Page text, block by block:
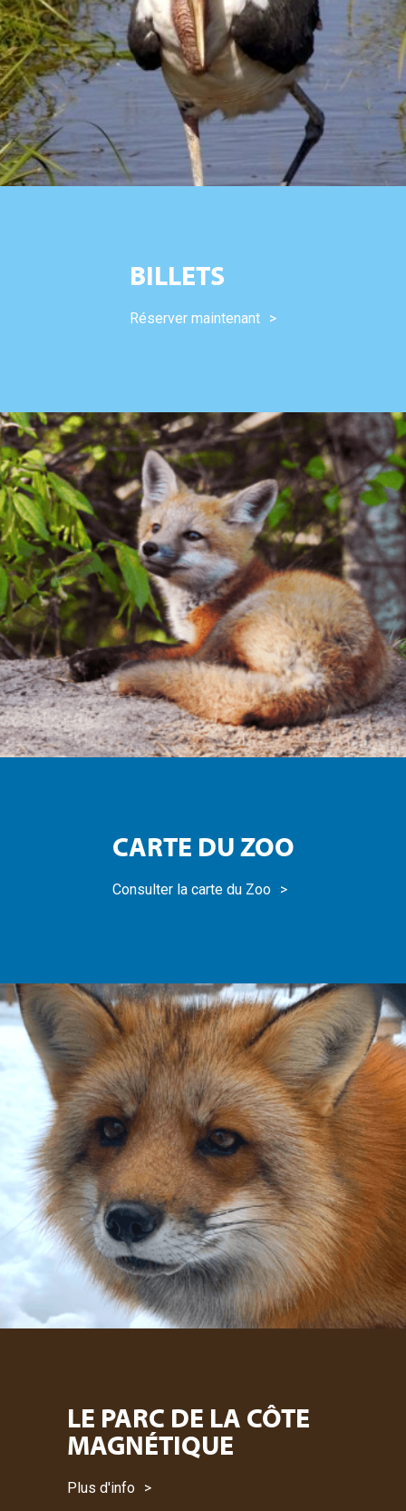
BILLETS
Réserver maintenant
CARTE DU ZOO
Consulter la carte du Zoo
LE PARC DE LA CÔTE
MAGNÉTIQUE
Plus d'info